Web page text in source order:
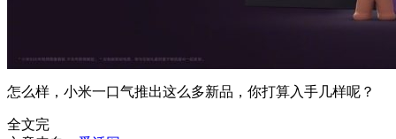
怎么样，小米一口气推出这么多新品，你打算入手几样呢？
全文完